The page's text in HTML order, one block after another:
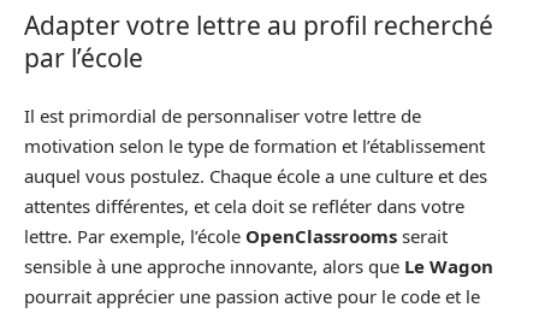
Adapter votre lettre au profil recherché
par l’école
Il est primordial de personnaliser votre lettre de
motivation selon le type de formation et l’établissement
auquel vous postulez. Chaque école a une culture et des
attentes différentes, et cela doit se refléter dans votre
lettre. Par exemple, l’école OpenClassrooms serait
sensible à une approche innovante, alors que Le Wagon
pourrait apprécier une passion active pour le code et le